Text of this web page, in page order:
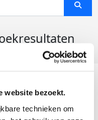
website bezoekt.
technieken om